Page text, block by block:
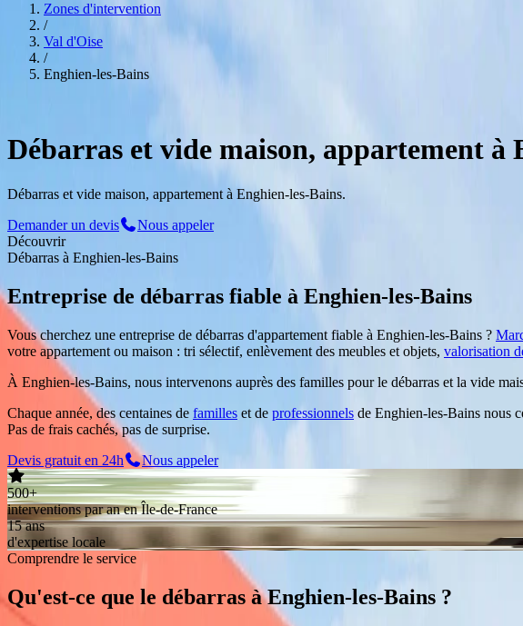
Zones d'intervention
/
Val d'Oise
/
Enghien-les-Bains
Débarras et vide maison, appartement à
Débarras et vide maison, appartement à Enghien-les-Bains.
Demander un devis
Nous appeler
Découvrir
Débarras à Enghien-les-Bains
Entreprise de débarras fiable à Enghien-les-Bains
Vous cherchez une entreprise de débarras d'appartement fiable à Enghien-les-Bains ?
votre appartement ou maison : tri sélectif, enlèvement des meubles et objets, valorisation
À Enghien-les-Bains, nous intervenons auprès des familles pour le débarras et la vide
Chaque année, des centaines de familles et de professionnels de Enghien-les-Bains nous
Pas de frais cachés, pas de surprise.
Devis gratuit en 24h
Nous appeler
500+
interventions par an en Île-de-France
15 ans
d'expertise locale
Comprendre le service
Qu'est-ce que le débarras à Enghien-les-Bains ?